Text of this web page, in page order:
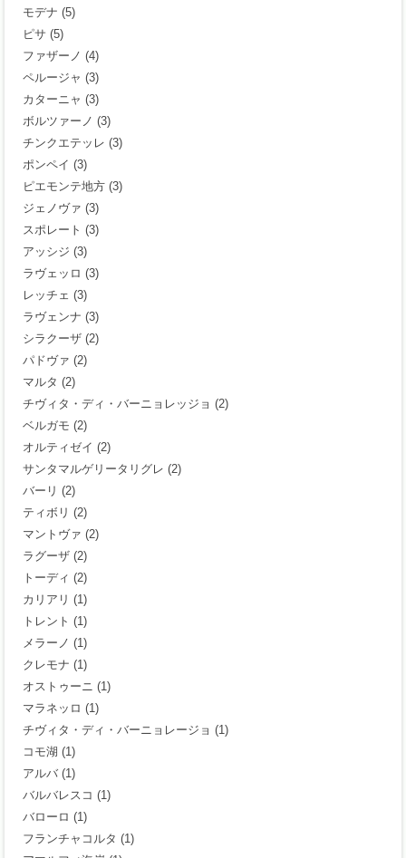
モデナ (5)
ピサ (5)
ファザーノ (4)
ペルージャ (3)
カターニャ (3)
ボルツァーノ (3)
チンクエテッレ (3)
ポンペイ (3)
ピエモンテ地方 (3)
ジェノヴァ (3)
スポレート (3)
アッシジ (3)
ラヴェッロ (3)
レッチェ (3)
ラヴェンナ (3)
シラクーザ (2)
パドヴァ (2)
マルタ (2)
チヴィタ・ディ・バーニョレッジョ (2)
ベルガモ (2)
オルティゼイ (2)
サンタマルゲリータリグレ (2)
バーリ (2)
ティボリ (2)
マントヴァ (2)
ラグーザ (2)
トーディ (2)
カリアリ (1)
トレント (1)
メラーノ (1)
クレモナ (1)
オストゥーニ (1)
マラネッロ (1)
チヴィタ・ディ・バーニョレージョ (1)
コモ湖 (1)
アルバ (1)
バルバレスコ (1)
バローロ (1)
フランチャコルタ (1)